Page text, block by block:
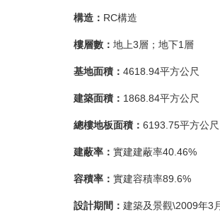
構造： RC構造
樓層數： 地上3層；地下1層
基地面積： 4618.94平方公尺
建築面積： 1868.84平方公尺
總樓地板面積： 6193.75平方公尺
建蔽率： 實建建蔽率40.46%
容積率： 實建容積率89.6%
設計期間： 建築及景觀\2009年3